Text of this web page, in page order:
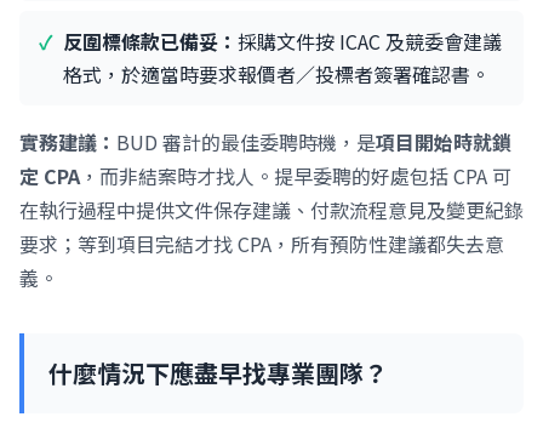
反圍標條款已備妥： 採購文件按 ICAC 及競委會建議
格式，於適當時要求報價者／投標者簽署確認書。
實務建議： BUD 審計的最佳委聘時機，是項目開始時就鎖
定 CPA，而非結案時才找人。提早委聘的好處包括 CPA 可
在執行過程中提供文件保存建議、付款流程意見及變更紀錄
要求；等到項目完結才找 CPA，所有預防性建議都失去意
義。
什麼情況下應盡早找專業團隊？